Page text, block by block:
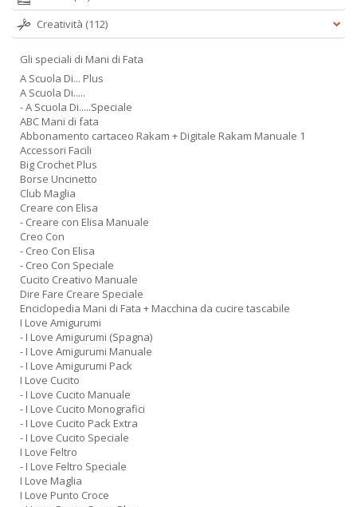
Creatività (112)
Gli speciali di Mani di Fata
A Scuola Di... Plus
A Scuola Di.....
- A Scuola Di.....Speciale
ABC Mani di fata
Abbonamento cartaceo Rakam + Digitale Rakam Manuale 1
Accessori Facili
Big Crochet Plus
Borse Uncinetto
Club Maglia
Creare con Elisa
- Creare con Elisa Manuale
Creo Con
- Creo Con Elisa
- Creo Con Speciale
Cucito Creativo Manuale
Dire Fare Creare Speciale
Enciclopedia Mani di Fata + Macchina da cucire tascabile
I Love Amigurumi
- I Love Amigurumi (Spagna)
- I Love Amigurumi Manuale
- I Love Amigurumi Pack
I Love Cucito
- I Love Cucito Manuale
- I Love Cucito Monografici
- I Love Cucito Pack Extra
- I Love Cucito Speciale
I Love Feltro
- I Love Feltro Speciale
I Love Maglia
I Love Punto Croce